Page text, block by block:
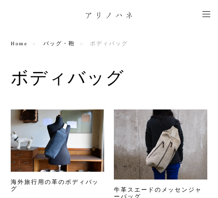
Home バッグ・鞄 ボディバッグ
ボディバッグ
海外旅行用の革のボディバッ
グ
牛革スエードのメッセンジャ